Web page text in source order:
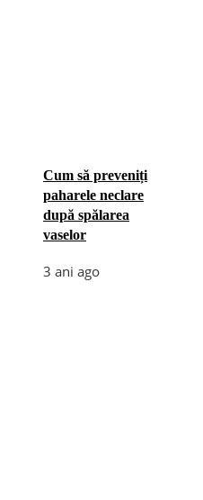
Cum să preveniți
paharele neclare
după spălarea
vaselor
3 ani ago